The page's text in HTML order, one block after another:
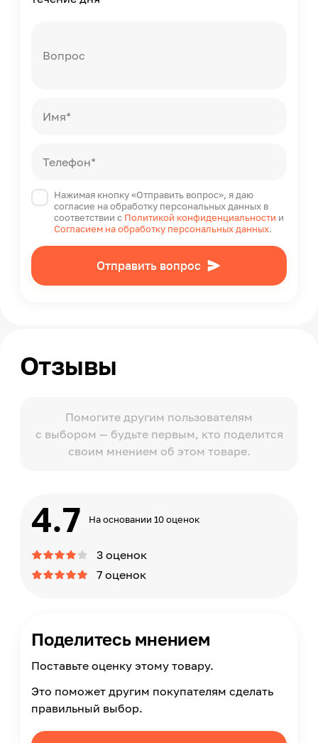
Форма поставки
Вопрос
Имя*
Телефон*
Нажимая кнопку «Отправить вопрос», я даю
согласие на обработку персональных данных в
соответствии с Политикой конфиденциальности и
Согласием на обработку персональных данных.
Отправить вопрос
Отзывы
Помогите другим пользователям
с выбором — будьте первым, кто поделится
своим мнением об этом товаре.
4.7 На основании 10 оценок
3 оценок
7 оценок
Поделитесь мнением
Поставьте оценку этому товару.
Это поможет другим покупателям сделать
правильный выбор.